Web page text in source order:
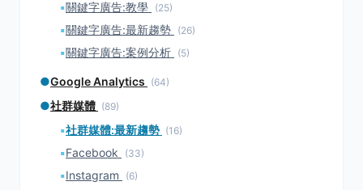
▪關鍵字廣告:教學 (25)
▪關鍵字廣告:最新趨勢 (26)
▪關鍵字廣告:案例分析 (5)
●Google Analytics (64)
●社群媒體 (89)
▪社群媒體:最新趨勢 (16)
▪Facebook (33)
▪Instagram (6)